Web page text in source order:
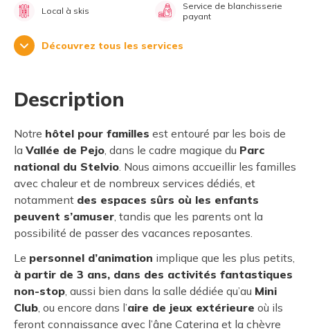
Local à skis
Service de blanchisserie
payant
Découvrez tous les services
Description
Notre hôtel pour familles est entouré par les bois de
la Vallée de Pejo, dans le cadre magique du Parc
national du Stelvio. Nous aimons accueillir les familles
avec chaleur et de nombreux services dédiés, et
notamment des espaces sûrs où les enfants
peuvent s’amuser, tandis que les parents ont la
possibilité de passer des vacances reposantes.
Le personnel d’animation implique que les plus petits,
à partir de 3 ans, dans des activités fantastiques
non-stop, aussi bien dans la salle dédiée qu’au Mini
Club, ou encore dans l’aire de jeux extérieure où ils
feront connaissance avec l’âne Caterina et la chèvre